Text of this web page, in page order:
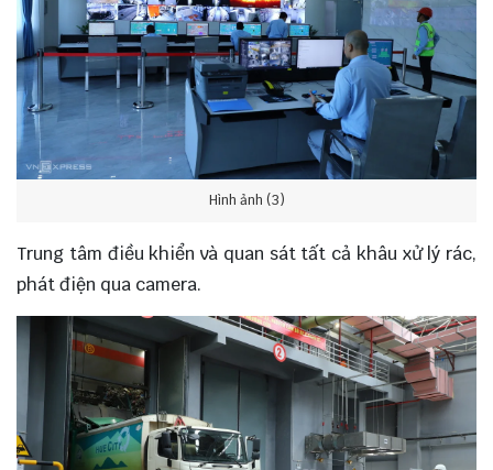
Hình ảnh (3)
Trung tâm điều khiển và quan sát tất cả khâu xử lý rác,
phát điện qua camera.